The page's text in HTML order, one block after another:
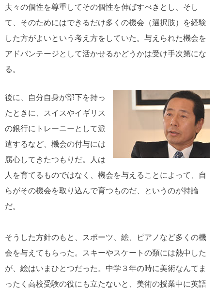
夫々の個性を尊重してその個性を伸ばすべきとし、そし
て、そのためにはできるだけ多くの機会（選択肢）を経験
した方がよいという考え方をしていた。与えられた機会を
アドバンテージとして活かせるかどうかは受け手次第にな
る。
後に、自分自身が部下を持っ
たときに、スイスやイギリス
の銀行にトレーニーとして派
遣するなど、機会の付与には
腐心してきたつもりだ。人は
人を育てるものではなく、機会を与えることによって、自
らがその機会を取り込んで育つものだ、というのが持論
だ。
そうした方針のもと、スポーツ、絵、ピアノなど多くの機
会を与えてもらった。スキーやスケートの類には熱中した
が、絵はいまひとつだった。中学３年の時に美術なんてま
ったく高校受験の役にも立たないと、美術の授業中に英語